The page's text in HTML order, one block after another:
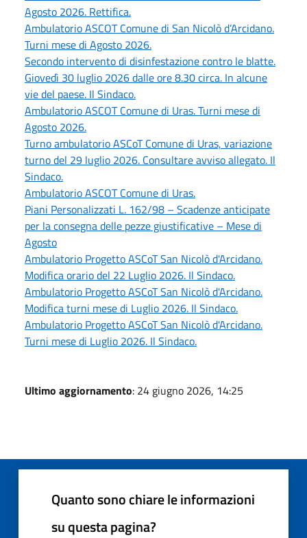
Agosto 2026. Rettifica.
Ambulatorio ASCOT Comune di San Nicolò d’Arcidano.
Turni mese di Agosto 2026.
Secondo intervento di disinfestazione contro le blatte.
Giovedì 30 luglio 2026 dalle ore 8.30 circa. In alcune
vie del paese. Il Sindaco.
Ambulatorio ASCOT Comune di Uras. Turni mese di
Agosto 2026.
Turno ambulatorio ASCoT Comune di Uras, variazione
turno del 29 luglio 2026. Consultare avviso allegato. Il
Sindaco.
Ambulatorio ASCOT Comune di Uras.
Piani Personalizzati L. 162/98 – Scadenze anticipate
per la consegna delle pezze giustificative – Mese di
Agosto
Ambulatorio Progetto ASCoT San Nicolò d'Arcidano.
Modifica orario del 22 Luglio 2026. Il Sindaco.
Ambulatorio Progetto ASCoT San Nicolò d'Arcidano.
Modifica turni mese di Luglio 2026. Il Sindaco.
Ambulatorio Progetto ASCoT San Nicolò d'Arcidano.
Turni mese di Luglio 2026. Il Sindaco.
Ultimo aggiornamento: 24 giugno 2026, 14:25
Quanto sono chiare le informazioni
su questa pagina?